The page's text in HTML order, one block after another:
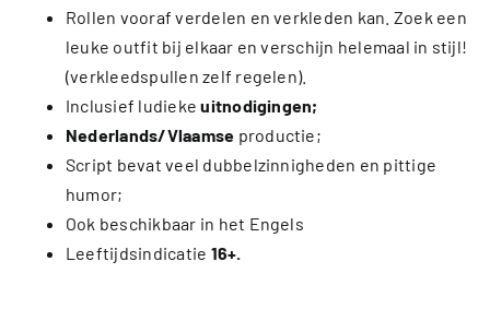
Rollen vooraf verdelen en verkleden kan. Zoek een
leuke outfit bij elkaar en verschijn helemaal in stijl!
(verkleedspullen zelf regelen).
Inclusief ludiekeuitnodigingen;
Nederlands/Vlaamse productie;
Script bevat veel dubbelzinnigheden en pittige
humor;
Ook beschikbaar in het Engels
Leeftijdsindicatie 16+.